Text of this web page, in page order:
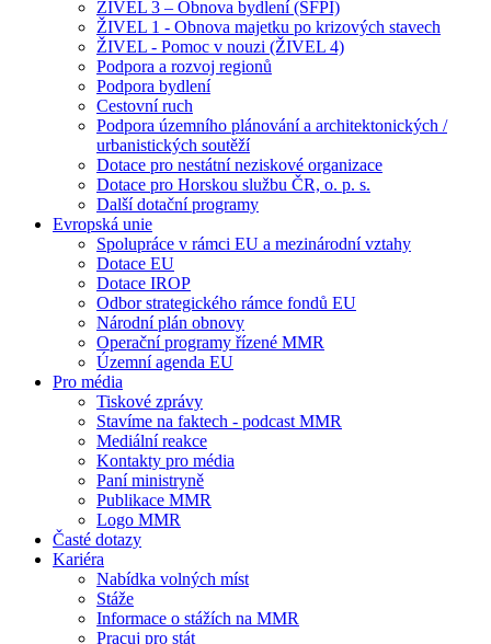
ŽIVEL 3 – Obnova bydlení (SFPI)
ŽIVEL 1 - Obnova majetku po krizových stavech
ŽIVEL - Pomoc v nouzi (ŽIVEL 4)
Podpora a rozvoj regionů
Podpora bydlení
Cestovní ruch
Podpora územního plánování a architektonických /
urbanistických soutěží
Dotace pro nestátní neziskové organizace
Dotace pro Horskou službu ČR, o. p. s.
Další dotační programy
Evropská unie
Spolupráce v rámci EU a mezinárodní vztahy
Dotace EU
Dotace IROP
Odbor strategického rámce fondů EU
Národní plán obnovy
Operační programy řízené MMR
Územní agenda EU
Pro média
Tiskové zprávy
Stavíme na faktech - podcast MMR
Mediální reakce
Kontakty pro média
Paní ministryně
Publikace MMR
Logo MMR
Časté dotazy
Kariéra
Nabídka volných míst
Stáže
Informace o stážích na MMR
Pracuj pro stát